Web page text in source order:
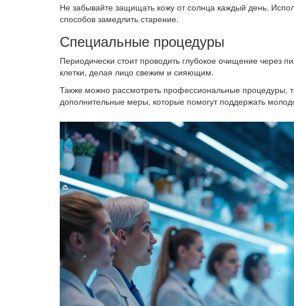
Не забывайте защищать кожу от солнца каждый день.
способов замедлить старение.
Специальные процедуры
Периодически стоит проводить глубокое очищение
клетки, делая лицо свежим и сияющим.
Также можно рассмотреть профессиональные процедуры,
дополнительные меры, которые помогут поддержать